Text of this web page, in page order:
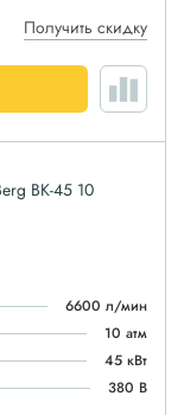
Получить скидку
ВК-45 10
6600 л/мин
10 атм
45 кВт
380 В